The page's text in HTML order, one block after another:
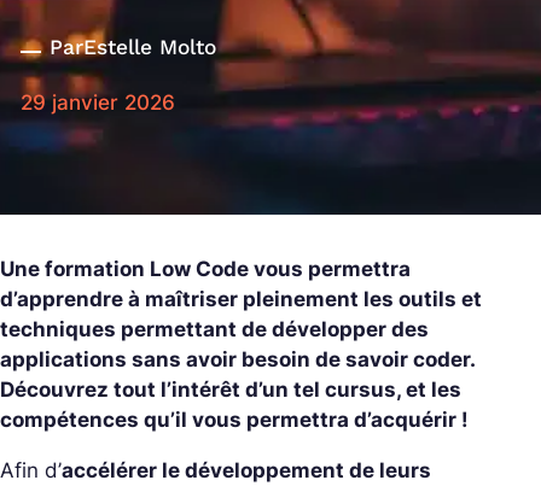
ParEstelle Molto
29 janvier 2026
Une formation Low Code vous permettra
d’apprendre à maîtriser pleinement les outils et
techniques permettant de développer des
applications sans avoir besoin de savoir coder.
Découvrez tout l’intérêt d’un tel cursus, et les
compétences qu’il vous permettra d’acquérir !
Afin d’accélérer le développement de leurs